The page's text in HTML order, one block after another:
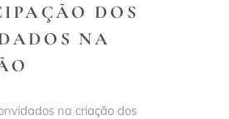
DOS
NA
na criação dos